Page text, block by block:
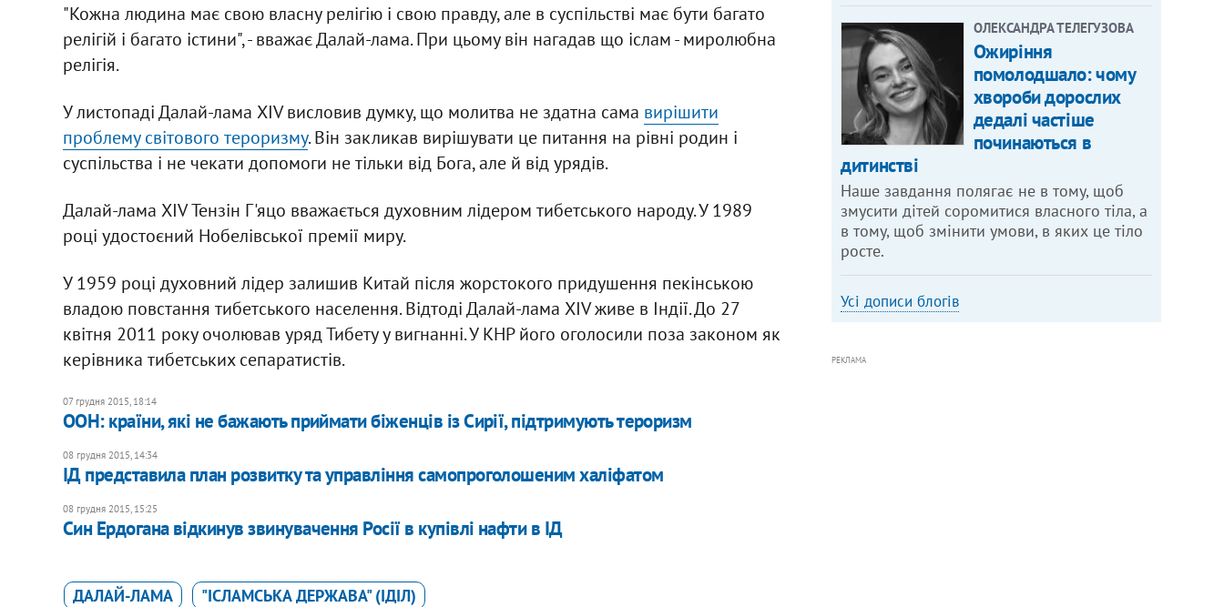
"Кожна людина має свою власну релігію і свою правду, але в суспільстві має бути багато
релігій і багато істини", - вважає Далай-лама. При цьому він нагадав що іслам - миролюбна
релігія.
У листопаді Далай-лама XIV висловив думку, що молитва не здатна сама вирішити
проблему світового тероризму. Він закликав вирішувати це питання на рівні родин і
суспільства і не чекати допомоги не тільки від Бога, але й від урядів.
Далай-лама XIV Тензін Г'яцо вважається духовним лідером тибетського народу. У 1989
році удостоєний Нобелівської премії миру.
У 1959 році духовний лідер залишив Китай після жорстокого придушення пекінською
владою повстання тибетського населення. Відтоді Далай-лама XIV живе в Індії. До 27
квітня 2011 року очолював уряд Тибету у вигнанні. У КНР його оголосили поза законом як
керівника тибетських сепаратистів.
07 грудня 2015, 18:14
ООН: країни, які не бажають приймати біженців із Сирії, підтримують тероризм
08 грудня 2015, 14:34
ІД представила план розвитку та управління самопроголошеним халіфатом
08 грудня 2015, 15:25
Син Ердогана відкинув звинувачення Росії в купівлі нафти в ІД
ДАЛАЙ-ЛАМА "ІСЛАМСЬКА ДЕРЖАВА" (ІДІЛ)
ОЛЕКСАНДРА ТЕЛЕГУЗОВА
Ожиріння
помолодшало: чому
хвороби дорослих
дедалі частіше
починаються в
дитинстві
Наше завдання полягає не в тому, щоб
змусити дітей соромитися власного тіла, а
в тому, щоб змінити умови, в яких це тіло
росте.
Усі дописи блогів
РЕКЛАМА